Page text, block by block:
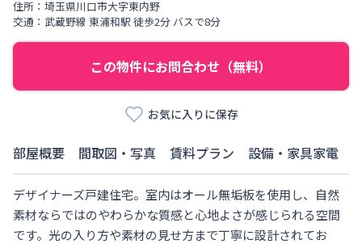
住所： 埼玉県川口市大字東内野
交通： 武蔵野線 東浦和駅 徒歩2分 バスで8分
この物件にお問合わせ（無料）
お気に入りに保存
部屋概要 間取図・写真 賃料プラン 設備・家具家電
デザイナーズ戸建住宅。室内はオール無垢板を使用し、自然
素材ならではのやわらかな質感と心地よさが感じられる空間
です。光の入り方や素材の見せ方まで丁寧に設計されてお